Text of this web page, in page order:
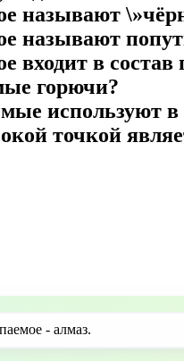
называют
называют
входит в
горючи?
используют в
точкой
- алмаз.